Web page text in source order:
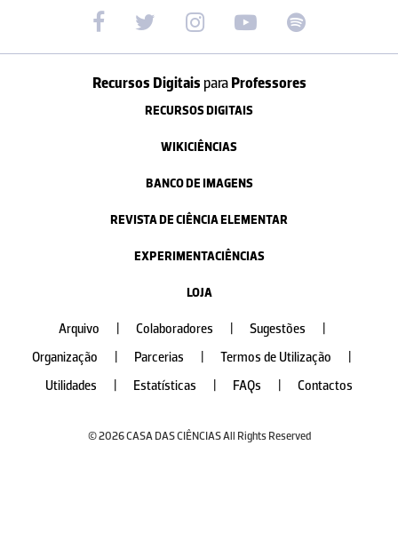
Recursos Digitais paraProfessores
RECURSOS DIGITAIS
WIKICIÊNCIAS
BANCO DE IMAGENS
REVISTA DE CIÊNCIA ELEMENTAR
EXPERIMENTACIÊNCIAS
LOJA
Arquivo Colaboradores Sugestões
Organização
Parcerias Termos de Utilização
Utilidades
Estatísticas FAQs Contactos
© 2026 CASA DAS CIÊNCIAS All Rights Reserved